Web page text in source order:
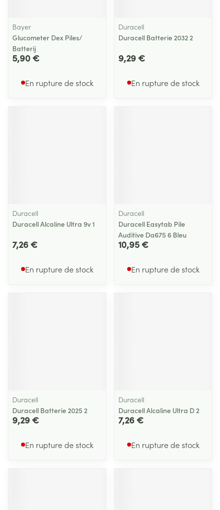
Bayer
Glucometer Dex Piles/
Batterij
5,90 €
En rupture de stock
Duracell
Duracell Batterie 2032 2
9,29 €
En rupture de stock
Duracell
Duracell Alcaline Ultra 9v 1
7,26 €
En rupture de stock
Duracell
Duracell Easytab Pile
Auditive Da675 6 Bleu
10,95 €
En rupture de stock
Duracell
Duracell Batterie 2025 2
9,29 €
En rupture de stock
Duracell
Duracell Alcaline Ultra D 2
7,26 €
En rupture de stock